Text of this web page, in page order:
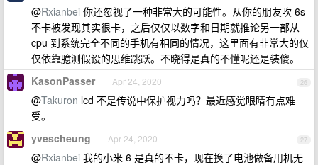
@Rxianbei 你还忽视了一种非常大的可能性。从你的朋友吹 6s
不卡被发现其实很卡，之后仅仅以数字和日期就推论另一部从
cpu 到系统完全不同的手机有相同的情况，这里面有非常大的仅
仅依靠臆测假设的思维跳跃。不晓得是真的不懂呢还是装傻。
26
KasonPasser Apr 24, 2020
@Takuron lcd 不是传说中保护视力吗？最近感觉眼睛有点难
受。
27
yvescheung Apr 24, 2020
@Rxianbei 我的小米 6 是真的不卡，现在换了电池做备用机无